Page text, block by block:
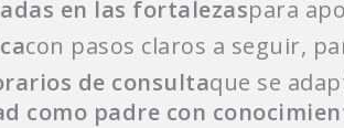
en las fortalezaspara
con pasos claros a seguir,
de consultaque se
como padre con